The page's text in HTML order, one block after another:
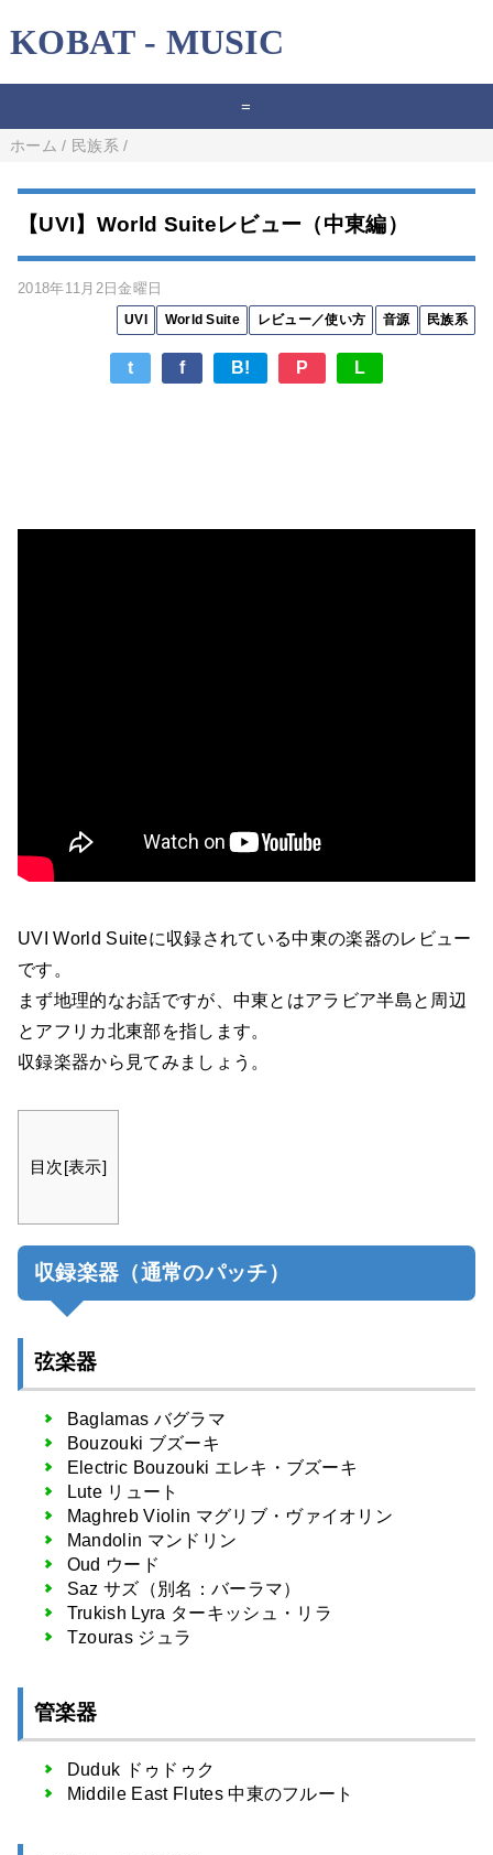
KOBAT - MUSIC
=
ホーム / 民族系 /
【UVI】World Suiteレビュー（中東編）
2018年11月2日金曜日
UVI World Suite レビュー／使い方 音源 民族系
t f B! P L
UVI World Suiteに収録されている中東の楽器のレビュー
です。
まず地理的なお話ですが、中東とはアラビア半島と周辺
とアフリカ北東部を指します。
収録楽器から見てみましょう。
目次[表示]
収録楽器（通常のパッチ）
弦楽器
Baglamas バグラマ
Bouzouki ブズーキ
Electric Bouzouki エレキ・ブズーキ
Lute リュート
Maghreb Violin マグリブ・ヴァイオリン
Mandolin マンドリン
Oud ウード
Saz サズ（別名：バーラマ）
Trukish Lyra ターキッシュ・リラ
Tzouras ジュラ
管楽器
Duduk ドゥドゥク
Middile East Flutes 中東のフルート